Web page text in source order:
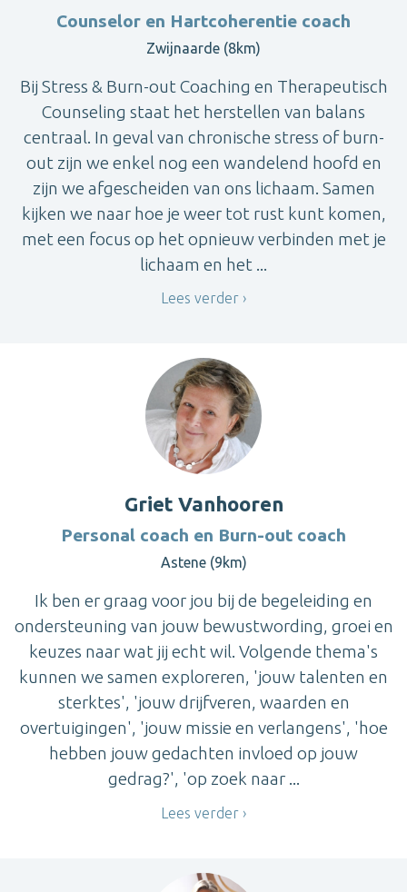
Counselor en Hartcoherentie coach
Zwijnaarde (8km)
Bij Stress & Burn-out Coaching en Therapeutisch
Counseling staat het herstellen van balans
centraal. In geval van chronische stress of burn-
out zijn we enkel nog een wandelend hoofd en
zijn we afgescheiden van ons lichaam. Samen
kijken we naar hoe je weer tot rust kunt komen,
met een focus op het opnieuw verbinden met je
lichaam en het ...
Lees verder
Griet Vanhooren
Personal coach en Burn-out coach
Astene (9km)
Ik ben er graag voor jou bij de begeleiding en
ondersteuning van jouw bewustwording, groei en
keuzes naar wat jij echt wil. Volgende thema's
kunnen we samen exploreren, 'jouw talenten en
sterktes', 'jouw drijfveren, waarden en
overtuigingen', 'jouw missie en verlangens', 'hoe
hebben jouw gedachten invloed op jouw
gedrag?', 'op zoek naar ...
Lees verder